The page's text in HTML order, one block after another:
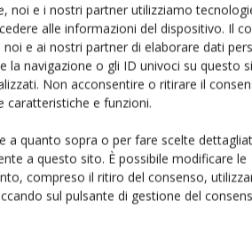
noi e i nostri partner utilizziamo
alle informazioni del dispositivo. Il
e ai nostri partner di elaborare dati
navigazione o gli ID univoci su questo
Non acconsentire o ritirare il
caratteristiche e funzioni.
a quanto sopra o per fare scelte
a questo sito. È possibile modificare le
compreso il ritiro del consenso,
sul pulsante di gestione del
con tecnologia PCIe 5.0
13 Settembre 2022